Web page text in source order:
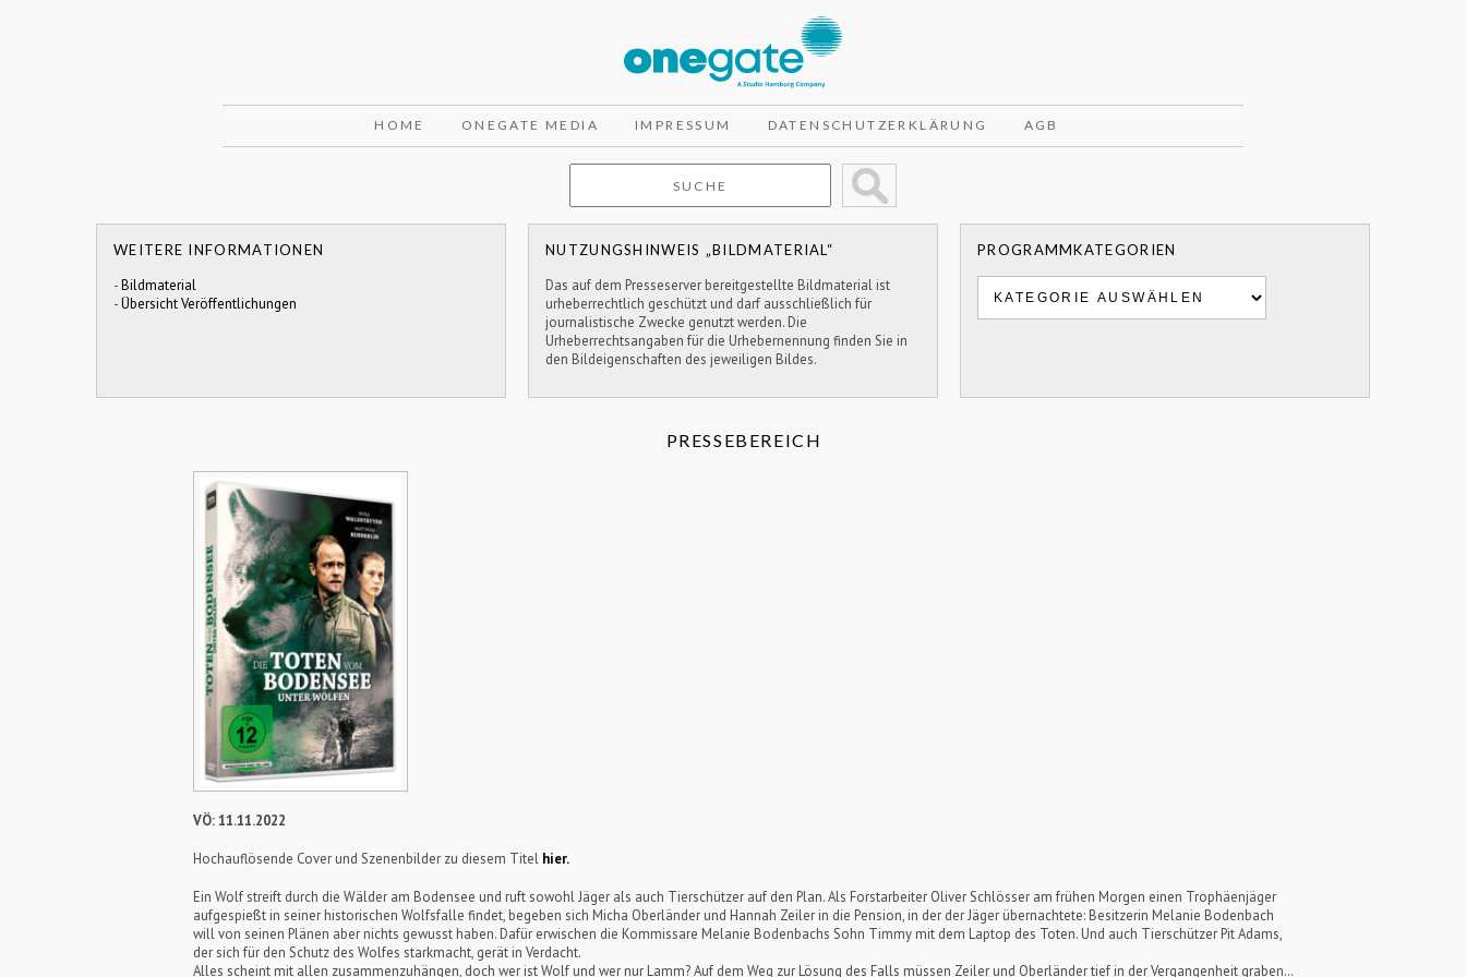
HOME ONEGATE MEDIA IMPRESSUM DATENSCHUTZERKLÄRUNG AGB
WEITERE INFORMATIONEN
-Bildmaterial
-Übersicht Veröffentlichungen
NUTZUNGSHINWEIS „BILDMATERIAL“
Das auf dem Presseserver bereitgestellte Bildmaterial ist
urheberrechtlich geschützt und darf ausschließlich für
journalistische Zwecke genutzt werden. Die
Urheberrechtsangaben für die Urhebernennung finden Sie in
den Bildeigenschaften des jeweiligen Bildes.
PROGRAMMKATEGORIEN
PRESSEBEREICH
VÖ: 11.11.2022
Hochauflösende Cover und Szenenbilder zu diesem Titel hier.
Ein Wolf streift durch die Wälder am Bodensee und ruft sowohl Jäger als auch Tierschützer auf den Plan. Als Forstarbeiter Oliver Schlösser am frühen Morgen einen Trophäenjäger
aufgespießt in seiner historischen Wolfsfalle findet, begeben sich Micha Oberländer und Hannah Zeiler in die Pension, in der der Jäger übernachtete: Besitzerin Melanie Bodenbach
will von seinen Plänen aber nichts gewusst haben. Dafür erwischen die Kommissare Melanie Bodenbachs Sohn Timmy mit dem Laptop des Toten. Und auch Tierschützer Pit Adams,
der sich für den Schutz des Wolfes starkmacht, gerät in Verdacht.
Alles scheint mit allen zusammenzuhängen, doch wer ist Wolf und wer nur Lamm? Auf dem Weg zur Lösung des Falls müssen Zeiler und Oberländer tief in der Vergangenheit graben…